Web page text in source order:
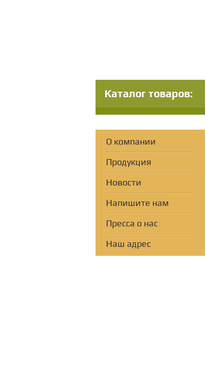
Каталог товаров:
О компании
Продукция
Новости
Напишите нам
Пресса о нас
Наш адрес